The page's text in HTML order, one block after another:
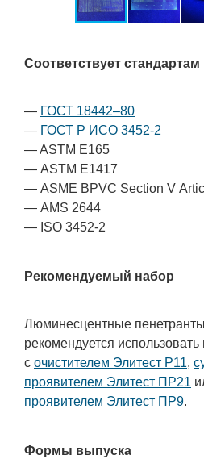
Соответствует стандартам
— ГОСТ 18442–80
— ГОСТ Р ИСО 3452-2
— ASTM E165
— ASTM E1417
— ASME BPVC Section V
— AMS 2644
— ISO 3452-2
Рекомендуемый набор
Люминесцентные
рекомендуется
с очистителем Элитест Р11,
проявителем Элитест ПР21
проявителем Элитест ПР9.
Формы выпуска